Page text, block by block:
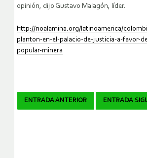
opinión, dijo Gustavo Malagón, líder.
http://noalamina.org/latinoamerica/
planton-en-el-palacio-de-justicia-a-favor-
popular-minera
Navegador
ENTRADA ANTERIOR ENTRADA